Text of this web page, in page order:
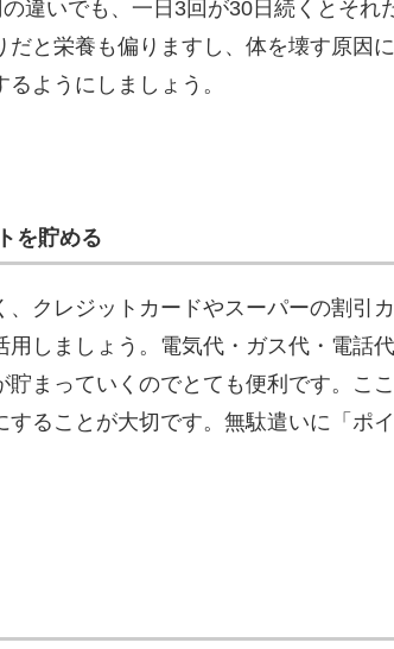
違いでも、一日3回が30日続くとそれ
だと栄養も偏りますし、体を壊す原因
ようにしましょう。
を貯める
、クレジットカードやスーパーの割引
しましょう。電気代・ガス代・電話
まっていくのでとても便利です。こ
することが大切です。無駄遣いに「ポ